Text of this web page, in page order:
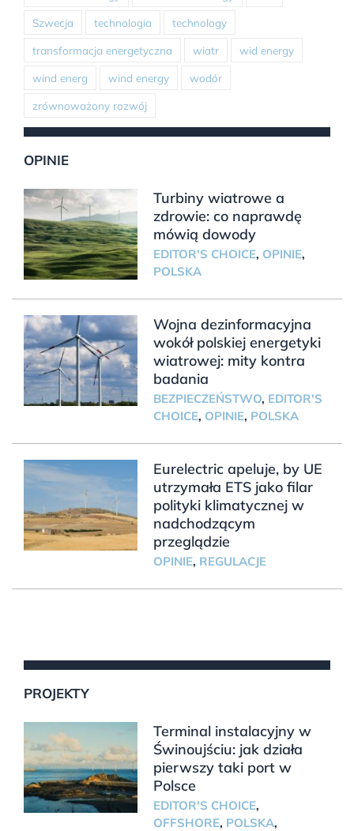
Szwecja technologia technology
transformacja energetyczna wiatr wid energy
wind energ wind energy wodór
zrównoważony rozwój
OPINIE
Turbiny wiatrowe a
zdrowie: co naprawdę
mówią dowody
EDITOR'S CHOICE, OPINIE,
POLSKA
Wojna dezinformacyjna
wokół polskiej energetyki
wiatrowej: mity kontra
badania
BEZPIECZEŃSTWO, EDITOR'S
CHOICE, OPINIE, POLSKA
Eurelectric apeluje, by UE
utrzymała ETS jako filar
polityki klimatycznej w
nadchodzącym
przeglądzie
OPINIE, REGULACJE
PROJEKTY
Terminal instalacyjny w
Świnoujściu: jak działa
pierwszy taki port w
Polsce
EDITOR'S CHOICE,
OFFSHORE, POLSKA,